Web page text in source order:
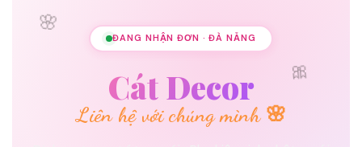
🌸
🎀
ĐANG NHẬN ĐƠN · ĐÀ NẴNG
Cát Decor
Liên hệ với chúng mình 🌸